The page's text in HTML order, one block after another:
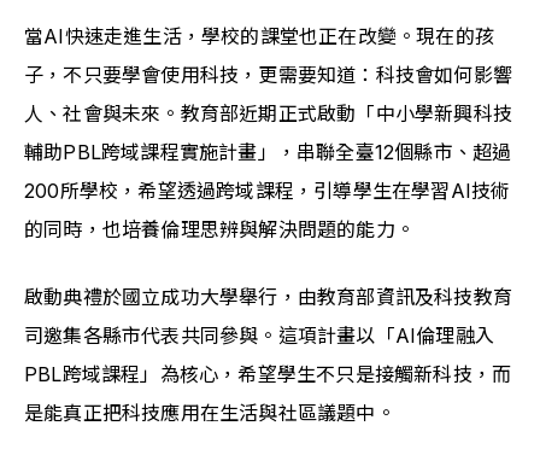
當AI快速走進生活，學校的課堂也正在改變。現在的孩
子，不只要學會使用科技，更需要知道：科技會如何影響
人、社會與未來。教育部近期正式啟動「中小學新興科技
輔助PBL跨域課程實施計畫」，串聯全臺12個縣市、超過
200所學校，希望透過跨域課程，引導學生在學習AI技術
的同時，也培養倫理思辨與解決問題的能力。
啟動典禮於國立成功大學舉行，由教育部資訊及科技教育
司邀集各縣市代表共同參與。這項計畫以「AI倫理融入
PBL跨域課程」為核心，希望學生不只是接觸新科技，而
是能真正把科技應用在生活與社區議題中。